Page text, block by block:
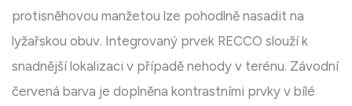
protisněhovou manžetou lze pohodlně nasadit na
lyžařskou obuv. Integrovaný prvek RECCO slouží k
snadnější lokalizaci v případě nehody v terénu. Závodní
červená barva je doplněna kontrastními prvky v bílé